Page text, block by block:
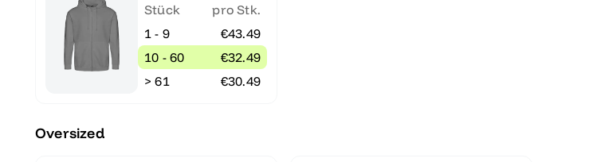
Stück
pro Stk.
1 - 9
€43.49
10 - 60
€32.49
> 61
€30.49
Oversized